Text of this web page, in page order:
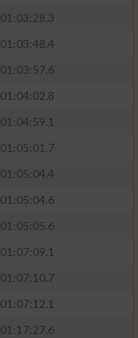
01:03:28.3
01:03:48.4
01:03:57.6
01:04:02.8
01:04:59.1
01:05:01.7
01:05:04.4
01:05:04.6
01:05:05.6
01:07:09.1
01:07:10.7
01:07:12.1
01:17:27.6